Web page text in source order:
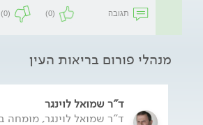
תגובה (0)
(0)
מנהלי פורום בריאות העין
ד"ר שמואל לוינגר
ד"ר שמואל לוינגר, מומחה